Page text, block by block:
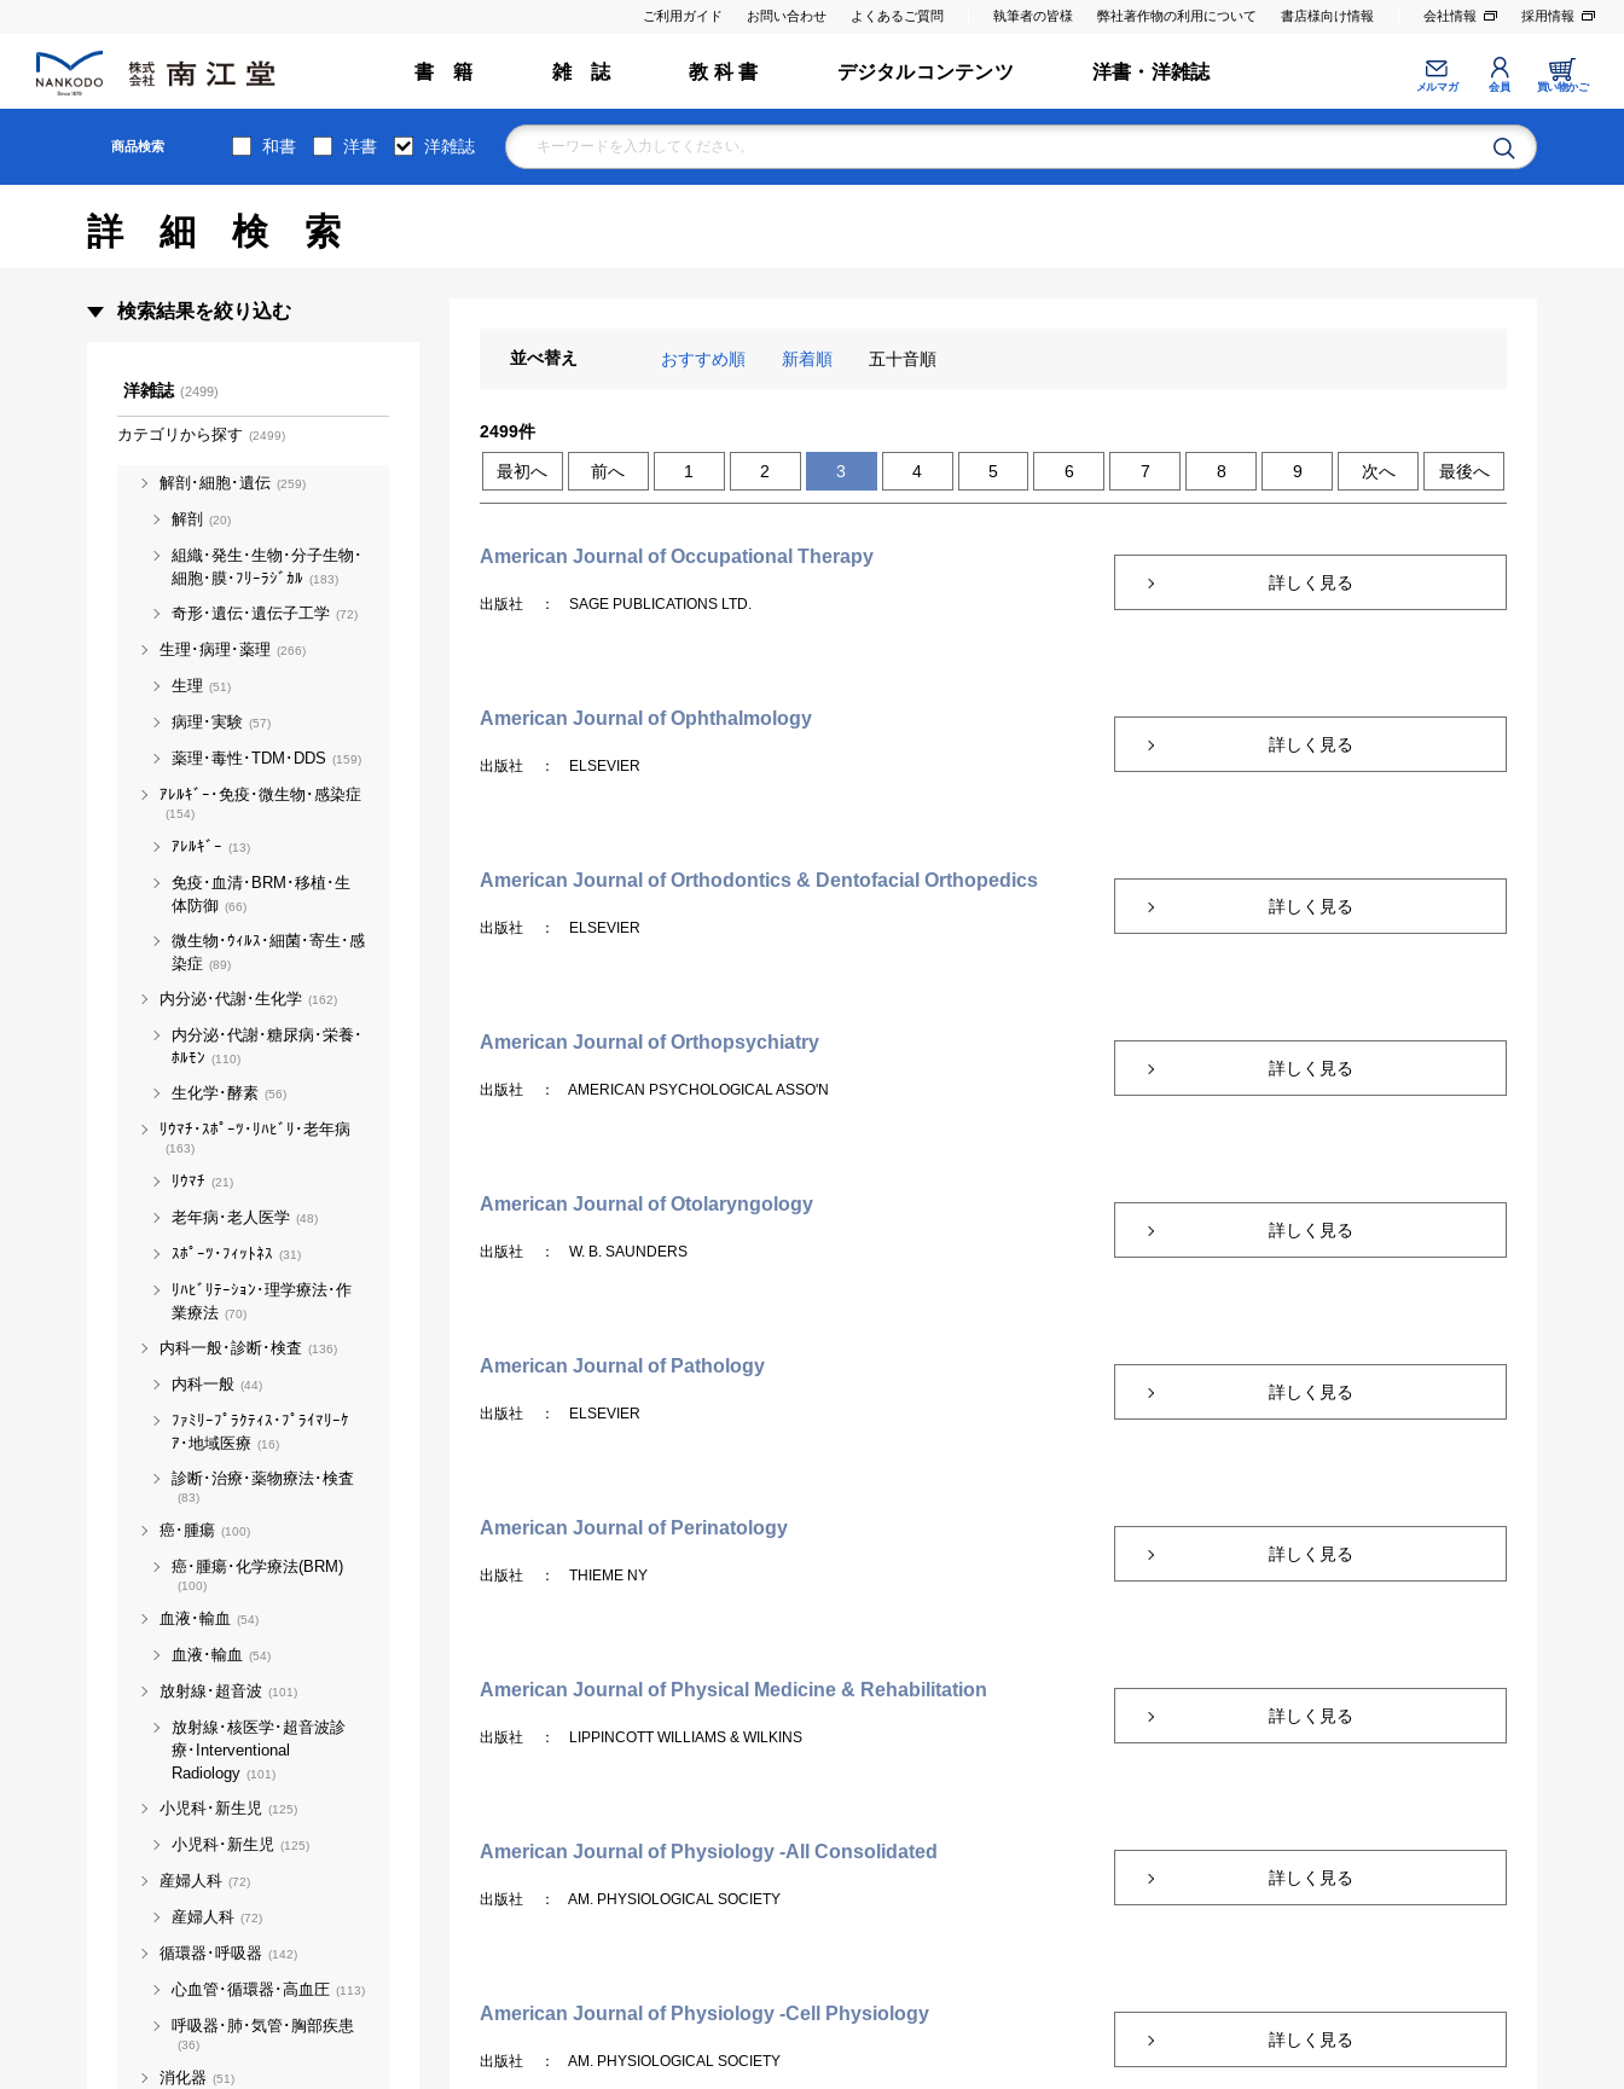
ご利用ガイド お問い合わせ よくあるご質問 執筆者の皆様 弊社著作物の利用について 書店様向け情報 会社情報 採用情報
書 籍 雑 誌 教 科 書 デジタルコンテンツ 洋書・洋雑誌
メルマガ 会員 買い物かご
商品検索 和書 洋書 洋雑誌
詳細検索
並べ替え おすすめ順 新着順 五十音順
2499件
最初へ 前へ 1 2 3 4 5 6 7 8 9 次へ 最後へ
American Journal of Occupational Therapy
出版社 ： SAGE PUBLICATIONS LTD.
詳しく見る
American Journal of Ophthalmology
出版社 ： ELSEVIER
詳しく見る
American Journal of Orthodontics & Dentofacial Orthopedics
出版社 ： ELSEVIER
詳しく見る
American Journal of Orthopsychiatry
出版社 ： AMERICAN PSYCHOLOGICAL ASSO'N
詳しく見る
American Journal of Otolaryngology
出版社 ： W. B. SAUNDERS
詳しく見る
American Journal of Pathology
出版社 ： ELSEVIER
詳しく見る
American Journal of Perinatology
出版社 ： THIEME NY
詳しく見る
American Journal of Physical Medicine & Rehabilitation
出版社 ： LIPPINCOTT WILLIAMS & WILKINS
詳しく見る
American Journal of Physiology -All Consolidated
出版社 ： AM. PHYSIOLOGICAL SOCIETY
詳しく見る
American Journal of Physiology -Cell Physiology
出版社 ： AM. PHYSIOLOGICAL SOCIETY
詳しく見る
検索結果を絞り込む
洋雑誌 (2499)
カテゴリから探す (2499)
解剖･細胞･遺伝 (259)
解剖 (20)
組織･発生･生物･分子生物･
細胞･膜･ﾌﾘｰﾗｼﾞｶﾙ (183)
奇形･遺伝･遺伝子工学 (72)
生理･病理･薬理 (266)
生理 (51)
病理･実験 (57)
薬理･毒性･TDM･DDS (159)
ｱﾚﾙｷﾞｰ･免疫･微生物･感染症
(154)
ｱﾚﾙｷﾞｰ (13)
免疫･血清･BRM･移植･生
体防御 (66)
微生物･ｳｨﾙｽ･細菌･寄生･感
染症 (89)
内分泌･代謝･生化学 (162)
内分泌･代謝･糖尿病･栄養･
ﾎﾙﾓﾝ (110)
生化学･酵素 (56)
ﾘｳﾏﾁ･ｽﾎﾟｰﾂ･ﾘﾊﾋﾞﾘ･老年病
(163)
ﾘｳﾏﾁ (21)
老年病･老人医学 (48)
ｽﾎﾟｰﾂ･ﾌｨｯﾄﾈｽ (31)
ﾘﾊﾋﾞﾘﾃｰｼｮﾝ･理学療法･作
業療法 (70)
内科一般･診断･検査 (136)
内科一般 (44)
ﾌｧﾐﾘｰﾌﾟﾗｸﾃｨｽ･ﾌﾟﾗｲﾏﾘｰｹ
ｱ･地域医療 (16)
診断･治療･薬物療法･検査
(83)
癌･腫瘍 (100)
癌･腫瘍･化学療法(BRM)
(100)
血液･輸血 (54)
血液･輸血 (54)
放射線･超音波 (101)
放射線･核医学･超音波診
療･Interventional
Radiology (101)
小児科･新生児 (125)
小児科･新生児 (125)
産婦人科 (72)
産婦人科 (72)
循環器･呼吸器 (142)
心血管･循環器･高血圧 (113)
呼吸器･肺･気管･胸部疾患
(36)
消化器 (51)